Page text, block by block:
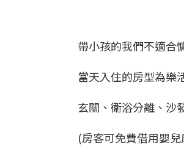
帶小孩的我們不適合
當天入住的房型為樂
玄關、衛浴分離、沙
(房客可免費借用嬰